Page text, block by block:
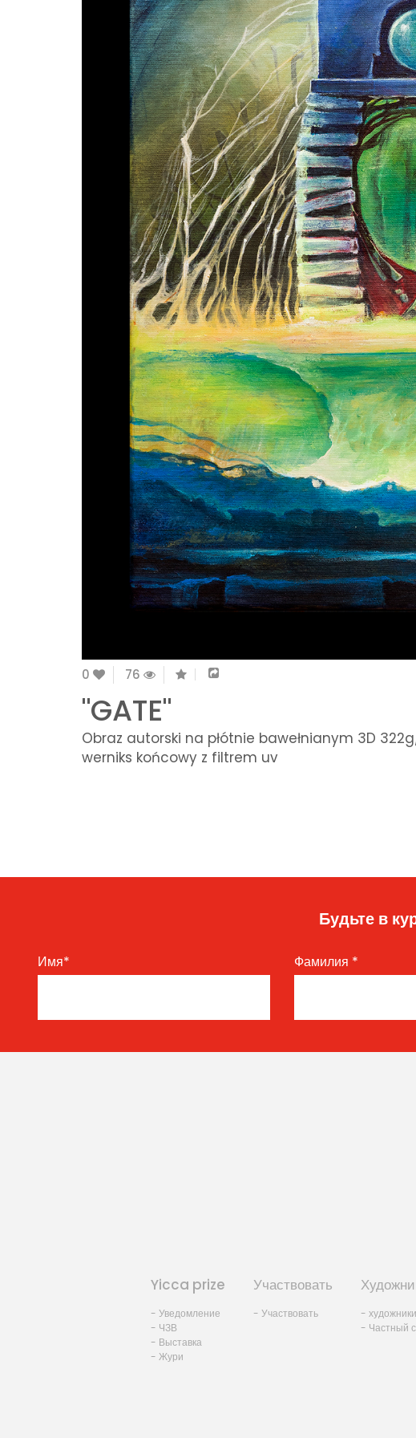
0 76
"GATE"
Obraz autorski na płótnie bawełnianym 3D
werniks końcowy z filtrem uv
Будьте в
Имя* Фамилия *
Yicca prize
- Уведомление
- ЧЗВ
- Выставка
- Жури
Участвовать
- Участвовать
- художники
- Частный